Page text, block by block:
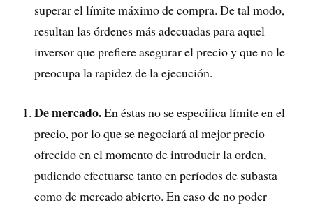
superar el límite máximo de compra. De tal modo,
resultan las órdenes más adecuadas para aquel
inversor que prefiere asegurar el precio y que no le
preocupa la rapidez de la ejecución.
De mercado.En éstas no se especifica límite en el
precio, por lo que se negociará al mejor precio
ofrecido en el momento de introducir la orden,
pudiendo efectuarse tanto en períodos de subasta
como de mercado abierto. En caso de no poder